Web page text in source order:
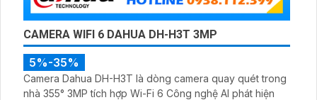
CAMERA WIFI 6 DAHUA DH-H3T 3MP
5%-35%
Camera Dahua DH-H3T là dòng camera quay quét trong
nhà 355° 3MP tích hợp Wi-Fi 6 Công nghệ AI phát hiện